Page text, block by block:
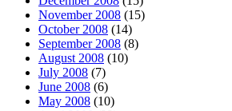
November 2008 (15)
October 2008 (14)
September 2008 (8)
August 2008 (10)
July 2008 (7)
June 2008 (6)
May 2008 (10)